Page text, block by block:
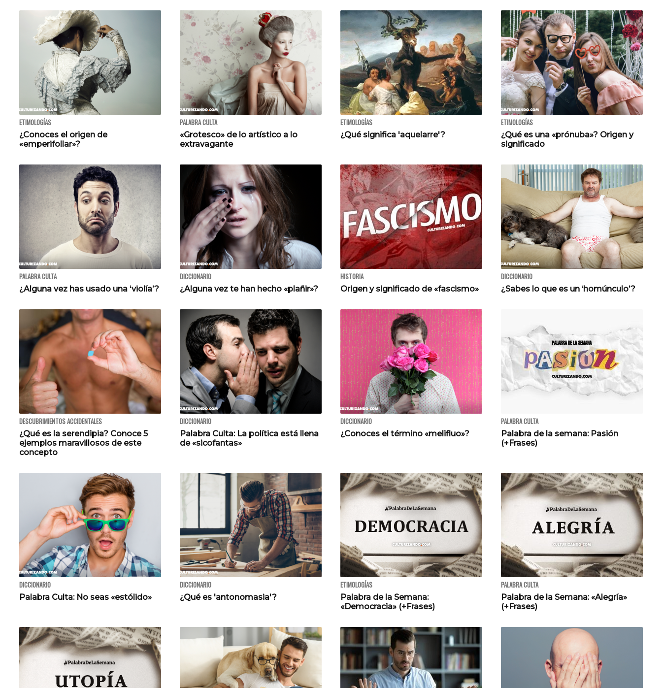
ETIMOLOGÍAS
¿Conoces el origen de
«emperifollar»?
PALABRA CULTA
«Grotesco» de lo artístico a lo
extravagante
ETIMOLOGÍAS
¿Qué significa 'aquelarre'?
ETIMOLOGÍAS
¿Qué es una «prónuba»? Origen y
significado
PALABRA CULTA
¿Alguna vez has usado una ‘violía’?
DICCIONARIO
¿Alguna vez te han hecho «plañir»?
HISTORIA
Origen y significado de «fascismo»
DICCIONARIO
¿Sabes lo que es un ‘homúnculo’?
DESCUBRIMIENTOS ACCIDENTALES
¿Qué es la serendipia? Conoce 5
ejemplos maravillosos de este
concepto
DICCIONARIO
Palabra Culta: La política está llena
de «sicofantas»
DICCIONARIO
¿Conoces el término «melifluo»?
PALABRA CULTA
Palabra de la semana: Pasión
(+Frases)
DICCIONARIO
Palabra Culta: No seas «estólido»
DICCIONARIO
¿Qué es 'antonomasia'?
ETIMOLOGÍAS
Palabra de la Semana:
«Democracia» (+Frases)
PALABRA CULTA
Palabra de la Semana: «Alegría»
(+Frases)